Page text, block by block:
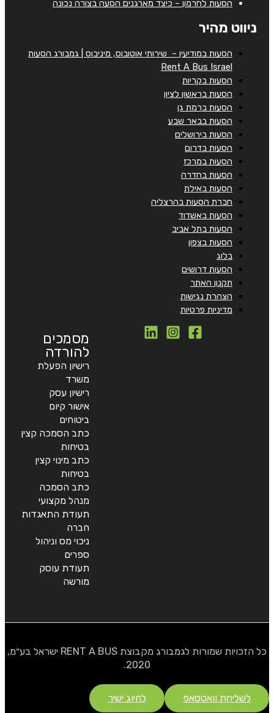
הסעות לחרמון – כיצד מארגנים הסעה בצורה נכונה
ניווט מהיר
הסעות במודיעין – שירותי אוטובוס, מיניבוס | גמבורג הסעות
Rent A Bus Israel
הסעות בקריות
הסעות בראשון לציון
הסעות ברמת גן
הסעות בבאר שבע
הסעות בירושלים
הסעות בדרום
הסעות במרכז
הסעות בחדרה
הסעות באילת
חברת הסעות בהרצליה
הסעות באשדוד
הסעות בתל אביב
הסעות בצפון
בלוג
הסעות דרושים
תקנון האתר
הצהרת נגישות
מדיניות פרטיות
מסמכים
להורדה
רישיון הפעלת
משרד
רישיון עסק
אישור קיום
ביטוחים
כתב הסמכה קצין
בטיחות
כתב מינוי קצין
בטיחות
כתב הסמכה
מנהל מקצועי
תעודת התאגדות
חברה
ניכוי מס וניהול
ספרים
תעודת עוסק
מורשה
כל הזכויות שמורות לגמבורג מקבוצת RENT A BUS ישראל בע״מ,
2020.
לשליחת וואטסאפ לחיוג ישיר